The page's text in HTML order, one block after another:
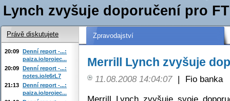
Lynch zvyšuje doporučení pro
Zpravodajství
Merrill Lynch zvyšuje
11.08.2008 14:04:07 |
Fio banka
Merrill Lynch zvyšuje svoje
Právě diskutujete
20:09 Denní report -...:
paiza.io/projec...
20:09 Denní report -...:
notes.io/e6rL7
21:13 Denní report -...:
paiza.io/projec...